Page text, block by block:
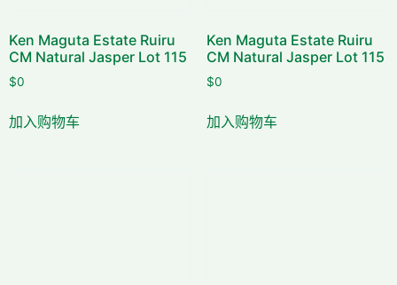
Ken Maguta Estate Ruiru
CM Natural Jasper Lot 115
$0
加入购物车
Ken Maguta Estate Ruiru
CM Natural Jasper Lot 115
$0
加入购物车